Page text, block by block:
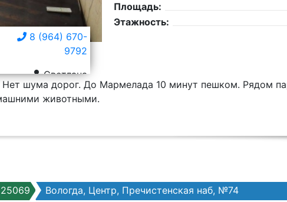
8 (964) 670-
9792
Светлана
Площадь:
Этажность:
шума дорог. До Мармелада 10 минут пешком. Рядом
животными.
Вологда, Центр, Пречистенская наб, №74